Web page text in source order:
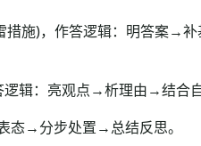
施)，作答逻辑：明答案→
辑：亮观点→析理由→结合自
态→分步处置→总结反思。